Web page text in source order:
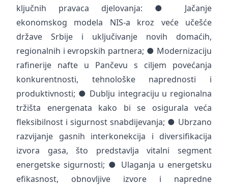
ključnih pravaca djelovanja: ● Jačanje
ekonomskog modela NIS-a kroz veće učešće
države Srbije i uključivanje novih domaćih,
regionalnih i evropskih partnera; ● Modernizaciju
rafinerije nafte u Pančevu s ciljem povećanja
konkurentnosti, tehnološke naprednosti i
produktivnosti; ● Dublju integraciju u regionalna
tržišta energenata kako bi se osigurala veća
fleksibilnost i sigurnost snabdijevanja; ● Ubrzano
razvijanje gasnih interkonekcija i diversifikacija
izvora gasa, što predstavlja vitalni segment
energetske sigurnosti; ● Ulaganja u energetsku
efikasnost, obnovljive izvore i napredne